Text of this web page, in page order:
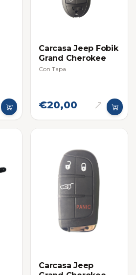
Carcasa Jeep Fobik
Grand Cherokee
Con Tapa
€20,00
Carcasa Jeep